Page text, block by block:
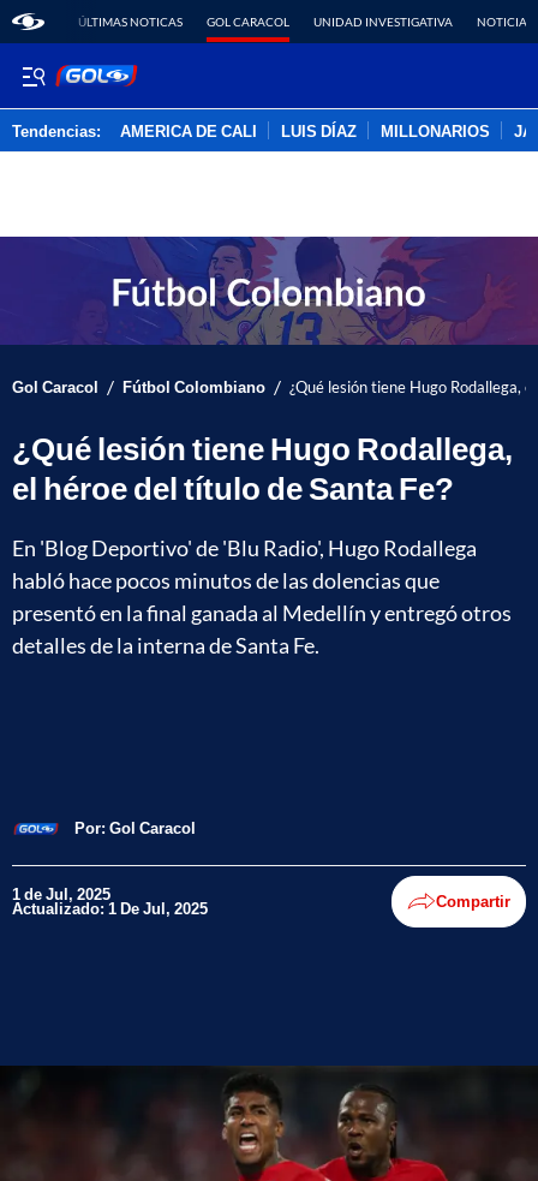
ÚLTIMAS NOTICAS GOL CARACOL UNIDAD INVESTIGATIVA NOTICIAS
Tendencias: AMERICA DE CALI LUIS DÍAZ MILLONARIOS
Gol Caracol / Fútbol Colombiano / ¿Qué lesión tiene Hugo Rodallega,
¿Qué lesión tiene Hugo Rodallega,
el héroe del título de Santa Fe?
En 'Blog Deportivo' de 'Blu Radio', Hugo Rodallega
habló hace pocos minutos de las dolencias que
presentó en la final ganada al Medellín y entregó otros
detalles de la interna de Santa Fe.
Por: Gol Caracol
1 de Jul, 2025
Actualizado: 1 De Jul, 2025 Compartir